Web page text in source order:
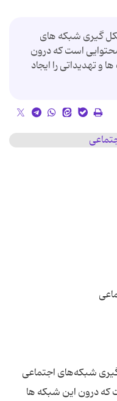
گیری شبکه های
است که درون
تهدیداتی را ایجاد
شبکه‌های اجتماعی
درون این شبکه ها